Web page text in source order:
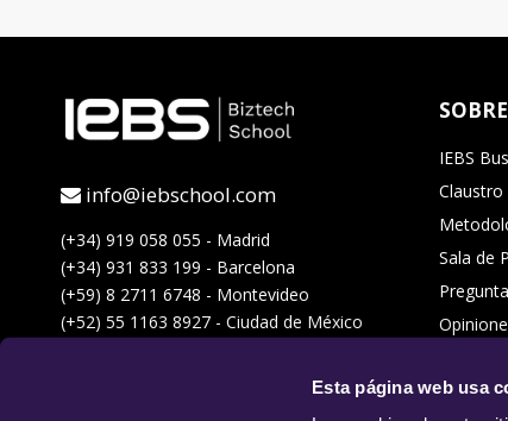
Esta página web usa
info@iebschool.com
(+34) 919 058 055 - Madrid
(+34) 931 833 199 - Barcelona
(+59) 8 2711 6748 - Montevideo
(+52) 55 1163 8927 - Ciudad de México
IEBS
Sala de
Trabaja